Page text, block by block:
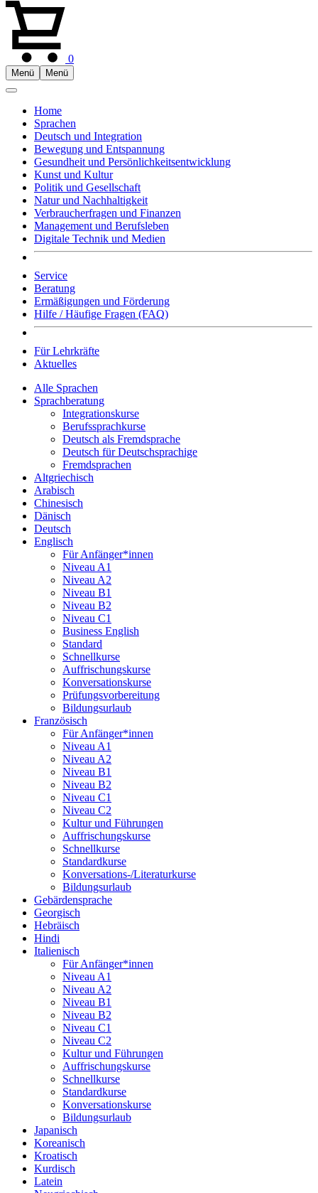
0
Menü Menü
Home
Sprachen
Deutsch und Integration
Bewegung und Entspannung
Gesundheit und Persönlichkeitsentwicklung
Kunst und Kultur
Politik und Gesellschaft
Natur und Nachhaltigkeit
Verbraucherfragen und Finanzen
Management und Berufsleben
Digitale Technik und Medien
Service
Beratung
Ermäßigungen und Förderung
Hilfe / Häufige Fragen (FAQ)
Für Lehrkräfte
Aktuelles
Alle Sprachen
Sprachberatung
Integrationskurse
Berufssprachkurse
Deutsch als Fremdsprache
Deutsch für Deutschsprachige
Fremdsprachen
Altgriechisch
Arabisch
Chinesisch
Dänisch
Deutsch
Englisch
Für Anfänger*innen
Niveau A1
Niveau A2
Niveau B1
Niveau B2
Niveau C1
Business English
Standard
Schnellkurse
Auffrischungskurse
Konversationskurse
Prüfungsvorbereitung
Bildungsurlaub
Französisch
Für Anfänger*innen
Niveau A1
Niveau A2
Niveau B1
Niveau B2
Niveau C1
Niveau C2
Kultur und Führungen
Auffrischungskurse
Schnellkurse
Standardkurse
Konversations-/Literaturkurse
Bildungsurlaub
Gebärdensprache
Georgisch
Hebräisch
Hindi
Italienisch
Für Anfänger*innen
Niveau A1
Niveau A2
Niveau B1
Niveau B2
Niveau C1
Niveau C2
Kultur und Führungen
Auffrischungskurse
Schnellkurse
Standardkurse
Konversationskurse
Bildungsurlaub
Japanisch
Koreanisch
Kroatisch
Kurdisch
Latein